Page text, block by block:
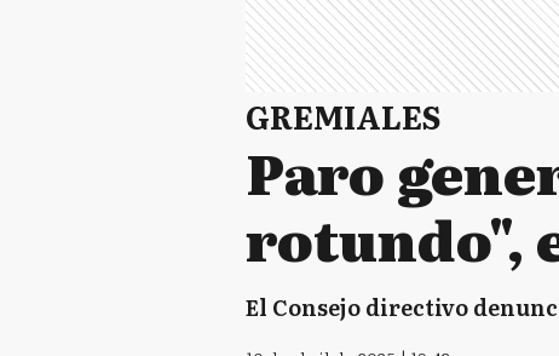
GREMIALES
Paro
rotundo",
El Consejo directivo